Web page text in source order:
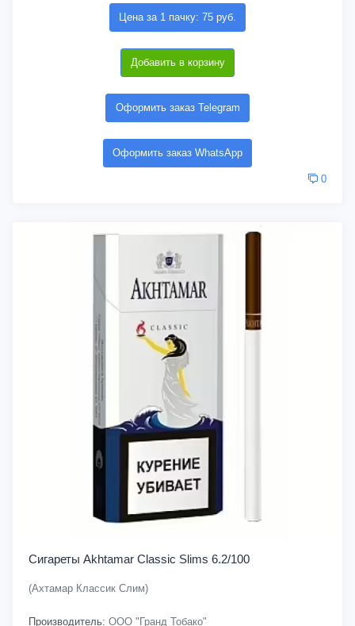
Цена за 1 пачку: 75 руб.
Добавить в корзину
Оформить заказ Telegram
Оформить заказ WhatsApp
0
Сигареты Akhtamar Classic Slims 6.2/100
(Ахтамар Классик Слим)
Производитель: ООО "Гранд Тобако"